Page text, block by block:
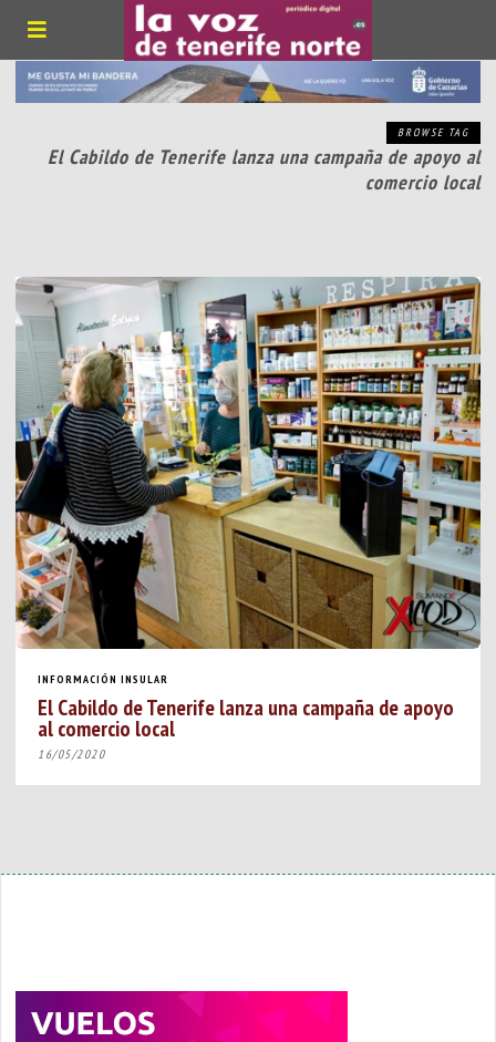
BROWSE TAG
El Cabildo de Tenerife lanza una campaña de apoyo al
comercio local
INFORMACIÓN INSULAR
El Cabildo de Tenerife lanza una campaña de apoyo
al comercio local
16/05/2020